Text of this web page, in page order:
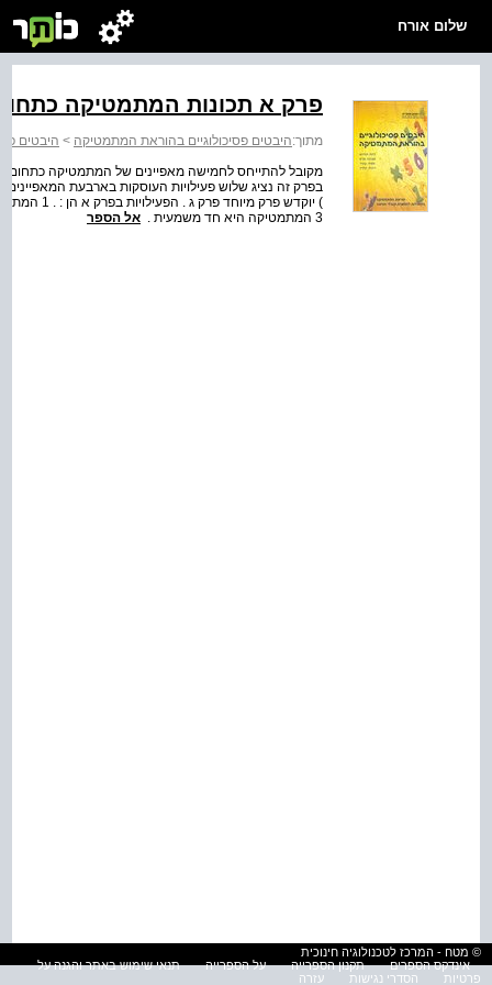
שלום אורח
פרק א תכונות המתמטיקה
מתוך:היבטים פסיכולוגיים בהוראת המתמטיקה > היבטים
מקובל להתייחס לחמישה מאפיינים של המתמטיקה כתחום
בפרק זה נציג שלוש פעילויות העוסקות בארבעת
3 המתמטיקה היא חד משמעית .
אל הספר
© מטח - המרכז לטכנולוגיה חינוכית
אינדקס הספרים
תקנון הספרייה על הספרייה
תנאי שימוש באתר והגנה על
פרטיות
הסדרי נגישות עזרה